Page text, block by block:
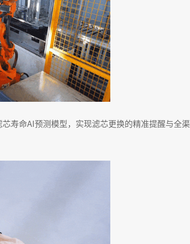
寿命AI预测模型，实现滤芯更换的精准提醒与全渠